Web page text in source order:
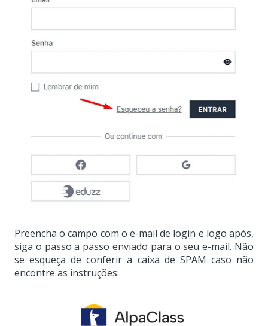
Preencha o campo com o e-mail de login e logo após,
siga o passo a passo enviado para o seu e-mail. Não
se esqueça de conferir a caixa de SPAM caso não
encontre as instruções: